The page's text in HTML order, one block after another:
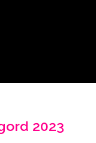
2023